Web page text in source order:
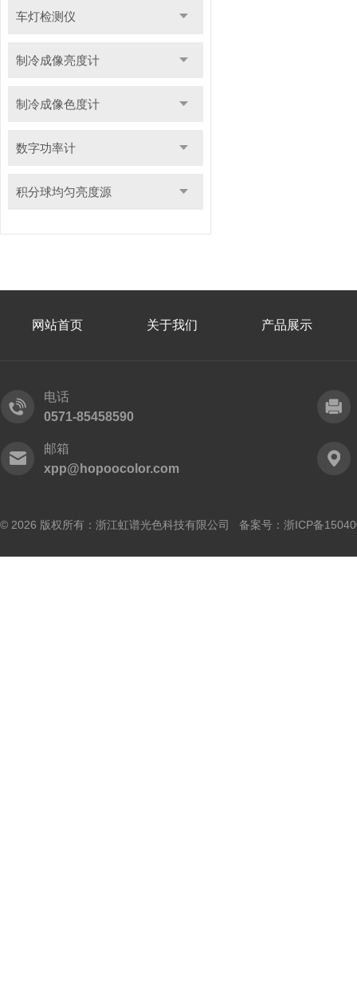
车灯检测仪
制冷成像亮度计
制冷成像色度计
数字功率计
积分球均匀亮度源
网站首页 关于我们 产品展示
电话
0571-85458590
邮箱
xpp@hopoocolor.com
© 2026 版权所有：浙江虹谱光色科技有限公司 备案号： 浙ICP备